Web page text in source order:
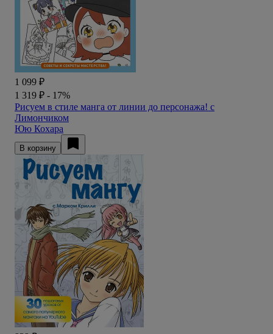
1 099 ₽
1 319 ₽ - 17%
Рисуем в стиле манга от линии до персонажа! с
Лимончиком
Юю Кохара
В корзину